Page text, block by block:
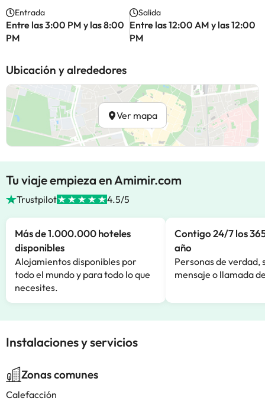
Entrada
Entre las 3:00 PM y las 8:00
PM
Salida
Entre las 12:00 AM y las 12:00
PM
Ubicación y alrededores
Ver mapa
Tu viaje empieza en Amimir.com
Trustpilot 4.5/5
Más de 1.000.000 hoteles
disponibles
Alojamientos disponibles por
todo el mundo y para todo lo que
necesites.
Contigo 24/7 los
año
Personas de verdad,
mensaje o llamada
Instalaciones y servicios
Zonas comunes
Calefacción